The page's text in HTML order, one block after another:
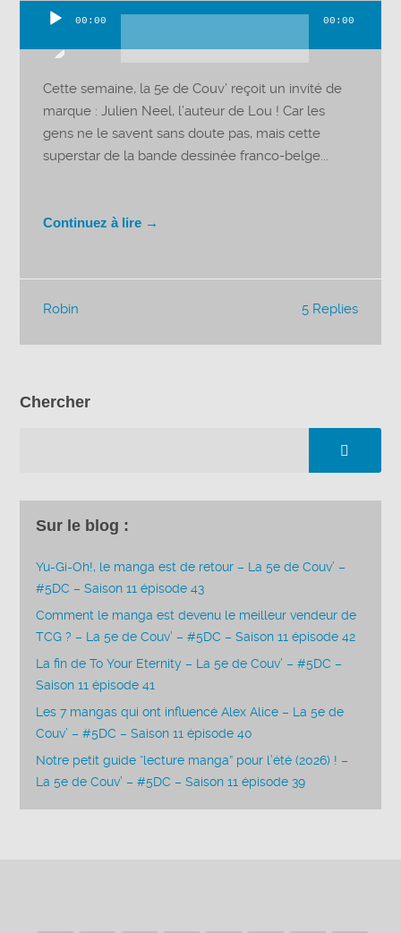
audio
00:00 00:00
Cette semaine, la 5e de Couv’ reçoit un invité de
marque : Julien Neel, l’auteur de Lou ! Car les
gens ne le savent sans doute pas, mais cette
superstar de la bande dessinée franco-belge...
Continuez à lire →
5 Replies
Robin
Chercher
Sur le blog :
Yu-Gi-Oh!, le manga est de retour – La 5e de Couv’ –
#5DC – Saison 11 épisode 43
Comment le manga est devenu le meilleur vendeur de
TCG ? – La 5e de Couv’ – #5DC – Saison 11 épisode 42
La fin de To Your Eternity – La 5e de Couv’ – #5DC –
Saison 11 épisode 41
Les 7 mangas qui ont influencé Alex Alice – La 5e de
Couv’ – #5DC – Saison 11 épisode 40
Notre petit guide “lecture manga” pour l’été (2026) ! –
La 5e de Couv’ – #5DC – Saison 11 épisode 39